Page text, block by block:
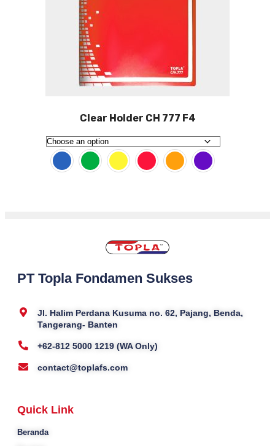
Clear Holder CH 777 F4
PT Topla Fondamen Sukses
Jl. Halim Perdana Kusuma no. 62, Pajang, Benda,
Tangerang- Banten
+62-812 5000 1219 (WA Only)
contact@toplafs.com
Quick Link
Beranda